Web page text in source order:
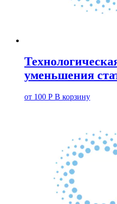
уменьшения
от 100 Р В корзину